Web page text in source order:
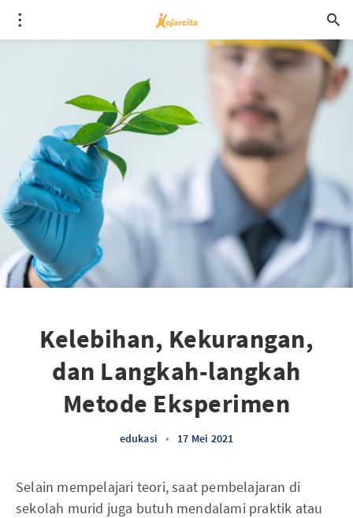
Kelebihan, Kekurangan,
dan Langkah-langkah
Metode Eksperimen
edukasi • 17 Mei 2021
Selain mempelajari teori, saat pembelajaran di
sekolah murid juga butuh mendalami praktik atau